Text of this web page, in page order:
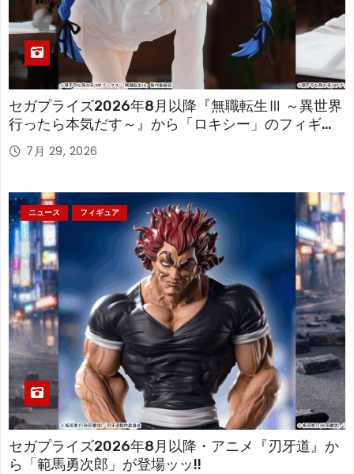
セガプライズ2026年8月以降『無職転生Ⅲ ～異世界
行ったら本気だす～』から「ロキシー」のフィギュ
アが登場！
7月 29, 2026
ニュース フィギュア
セガプライズ2026年8月以降・アニメ『刃牙道』か
ら「範馬勇次郎」が登場ッッ!!